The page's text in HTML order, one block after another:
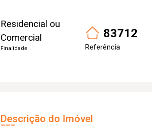
Residencial ou
Comercial
Finalidade
83712
Referência
Descrição do Imóvel